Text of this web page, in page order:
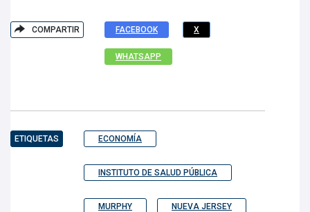
COMPARTIR FACEBOOK X
WHATSAPP
ETIQUETAS ECONOMÍA
INSTITUTO DE SALUD PÚBLICA
MURPHY NUEVA JERSEY